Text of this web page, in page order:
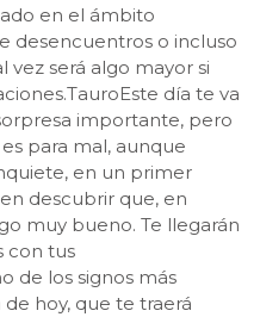
en el ámbito
desencuentros o incluso
vez será algo mayor si
día te va
importante, pero
para mal, aunque
en un primer
descubrir que, en
muy bueno. Te llegarán
con tus
de los signos más
hoy, que te traerá